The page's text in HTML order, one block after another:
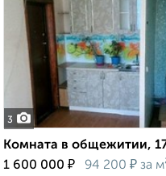
3
Комната в общежитии,
1 600 000 ₽ 94 200 ₽ за